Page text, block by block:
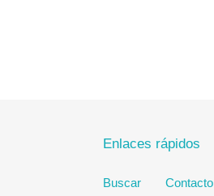
Enlaces rápidos
Buscar Contacto